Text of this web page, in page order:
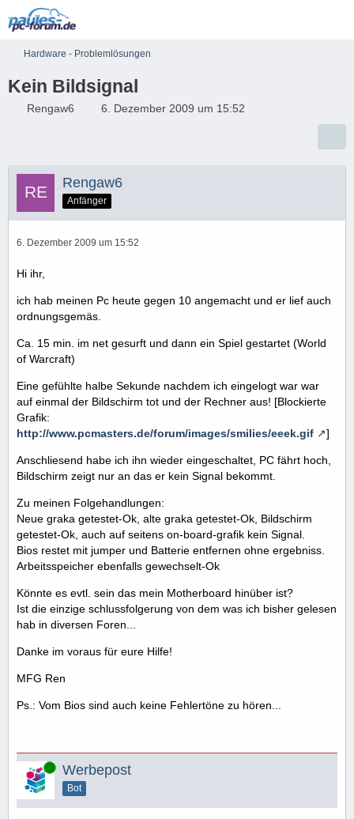
Hardware - Problemlösungen
Kein Bildsignal
Rengaw6 6. Dezember 2009 um 15:52
Rengaw6
Anfänger
6. Dezember 2009 um 15:52
Hi ihr,
ich hab meinen Pc heute gegen 10 angemacht und er lief auch
ordnungsgemäs.
Ca. 15 min. im net gesurft und dann ein Spiel gestartet (World
of Warcraft)
Eine gefühlte halbe Sekunde nachdem ich eingelogt war war
auf einmal der Bildschirm tot und der Rechner aus! [Blockierte
Grafik:
http://www.pcmasters.de/forum/images/smilies/eeek.gif
]
Anschliesend habe ich ihn wieder eingeschaltet, PC fährt hoch,
Bildschirm zeigt nur an das er kein Signal bekommt.
Zu meinen Folgehandlungen:
Neue graka getestet-Ok, alte graka getestet-Ok, Bildschirm
getestet-Ok, auch auf seitens on-board-grafik kein Signal.
Bios restet mit jumper und Batterie entfernen ohne ergebniss.
Arbeitsspeicher ebenfalls gewechselt-Ok
Könnte es evtl. sein das mein Motherboard hinüber ist?
Ist die einzige schlussfolgerung von dem was ich bisher gelesen
hab in diversen Foren...
Danke im voraus für eure Hilfe!
MFG Ren
Ps.: Vom Bios sind auch keine Fehlertöne zu hören...
Online Werbepost
Bot